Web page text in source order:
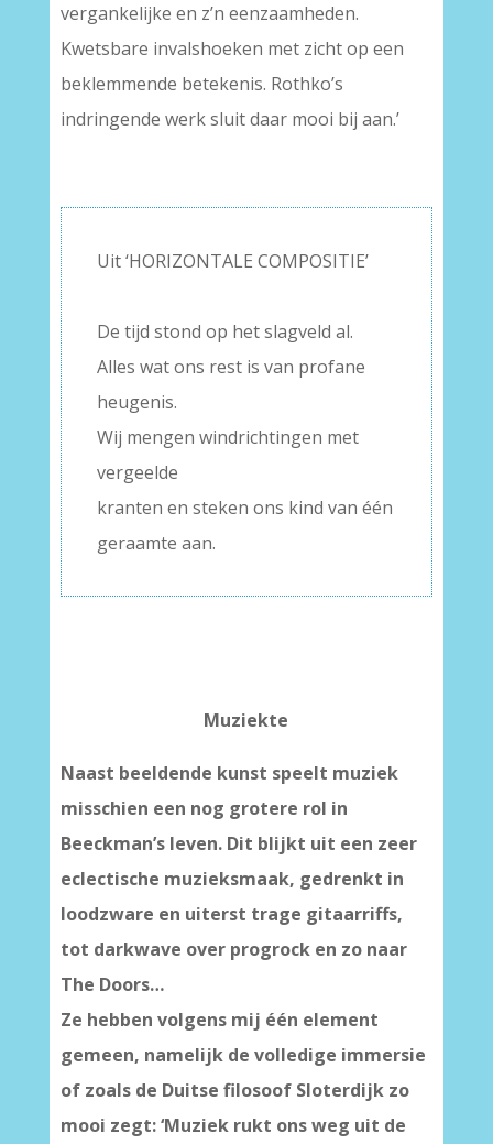
vergankelijke en z’n eenzaamheden.
Kwetsbare invalshoeken met zicht op een
beklemmende betekenis. Rothko’s
indringende werk sluit daar mooi bij aan.’
Uit ‘HORIZONTALE COMPOSITIE’
De tijd stond op het slagveld al.
Alles wat ons rest is van profane
heugenis.
Wij mengen windrichtingen met
vergeelde
kranten en steken ons kind van één
geraamte aan.
Muziekte
Naast beeldende kunst speelt muziek
misschien een nog grotere rol in
Beeckman’s leven. Dit blijkt uit een zeer
eclectische muzieksmaak, gedrenkt in
loodzware en uiterst trage gitaarriffs,
tot darkwave over progrock en zo naar
The Doors…
Ze hebben volgens mij één element
gemeen, namelijk de volledige immersie
of zoals de Duitse filosoof Sloterdijk zo
mooi zegt: ‘Muziek rukt ons weg uit de